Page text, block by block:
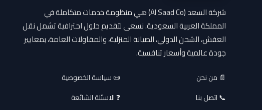
شركة السعد (Al Saad Co) هي منظومة خدمات متكاملة في
المملكة العربية السعودية. نسعى لتقديم حلول احترافية تشمل نقل
العفش، الشحن الدولي، الصيانة المنزلية، والمقاولات العامة، بمعايير
جودة عالمية وأسعار تنافسية.
📄 من نحن
📜 سياسة الخصوصية
📞 اتصل بنا
❓ الاسئلة الشائعة